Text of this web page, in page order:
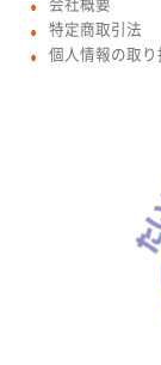
●
● 特定商取引法
● 個人情報の取